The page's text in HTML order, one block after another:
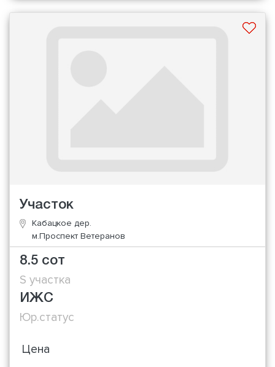
Участок
Кабацкое дер.
м.Проспект Ветеранов
8.5 сот
S участка
ИЖС
Юр.статус
Цена